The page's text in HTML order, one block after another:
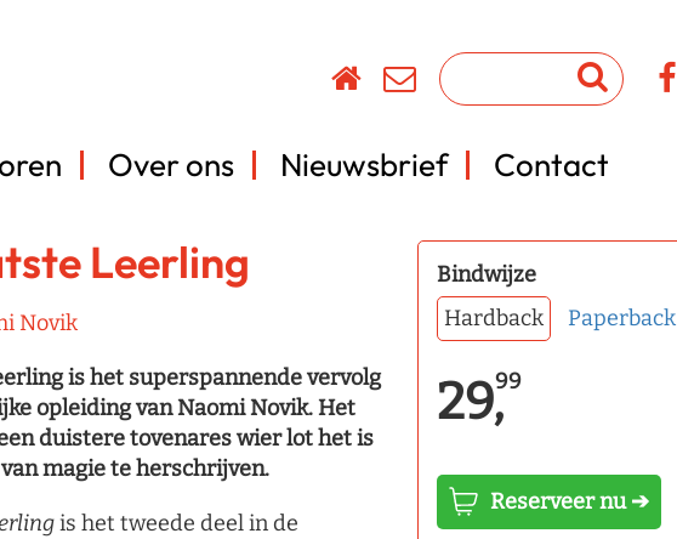
Over ons Nieuwsbrief Contact
Leerling
Novik
is het superspannende vervolg
opleiding van Naomi Novik. Het
duistere tovenares wier lot het is
magie te herschrijven.
is het tweede deel in de
Bindwijze
Hardback
Paperback
29,99
Reserveer nu ➔